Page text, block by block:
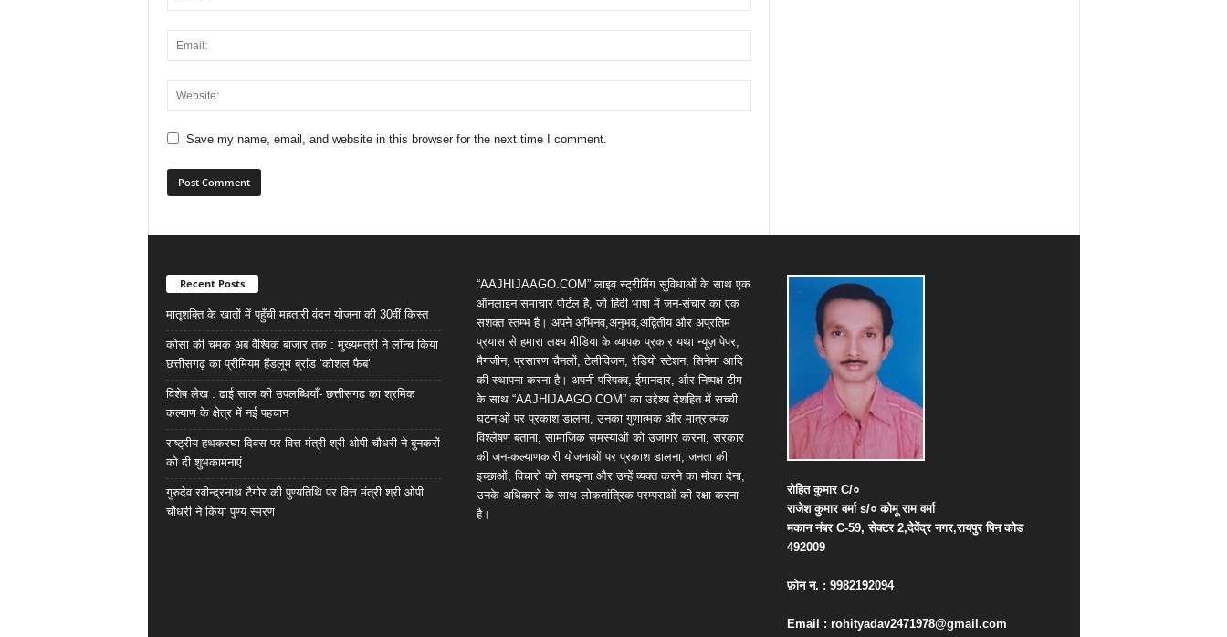
Save my name, email, and website in this browser for the next time I comment.
Recent Posts
मातृशक्ति के खातों में पहुँची महतारी वंदन योजना की 30वीं किस्त
कोसा की चमक अब वैश्विक बाजार तक : मुख्यमंत्री ने लॉन्च किया
छत्तीसगढ़ का प्रीमियम हैंडलूम ब्रांड ‘कोशल फैब’
विशेष लेख : ढाई साल की उपलब्धियाँ- छत्तीसगढ़ का श्रमिक
कल्याण के क्षेत्र में नई पहचान
राष्ट्रीय हथकरघा दिवस पर वित्त मंत्री श्री ओपी चौधरी ने बुनकरों
को दी शुभकामनाएं
गुरुदेव रवीन्द्रनाथ टैगोर की पुण्यतिथि पर वित्त मंत्री श्री ओपी
चौधरी ने किया पुण्य स्मरण
“AAJHIJAAGO.COM” लाइव स्ट्रीमिंग सुविधाओं के साथ एक
ऑनलाइन समाचार पोर्टल है, जो हिंदी भाषा में जन-संचार का एक
सशक्त स्तम्भ है। अपने अभिनव,अनुभव,अद्वितीय और अप्रतिम
प्रयास से हमारा लक्ष्य मीडिया के व्यापक प्रकार यथा न्यूज़ पेपर,
मैगजीन, प्रसारण चैनलों, टेलीविजन, रेडियो स्टेशन, सिनेमा आदि
की स्थापना करना है। अपनी परिपक्व, ईमानदार, और निष्पक्ष टीम
के साथ “AAJHIJAAGO.COM” का उद्देश्य देशहित में सच्ची
घटनाओं पर प्रकाश डालना, उनका गुणात्मक और मात्रात्मक
विश्लेषण बताना, सामाजिक समस्याओं को उजागर करना, सरकार
की जन-कल्याणकारी योजनाओं पर प्रकाश डालना, जनता की
इच्छाओं, विचारों को समझना और उन्हें व्यक्त करने का मौका देना,
उनके अधिकारों के साथ लोकतांत्रिक परम्पराओं की रक्षा करना
है।
रोहित कुमारC/०
राजेश कुमार वर्माs/० कोमू राम वर्मा
मकान नंबरC-59,सेक्टर2,देवेंद्र नगर,रायपुर पिन कोड
492009
फ़ोन न. : 9982192094
Email : rohityadav2471978@gmail.com